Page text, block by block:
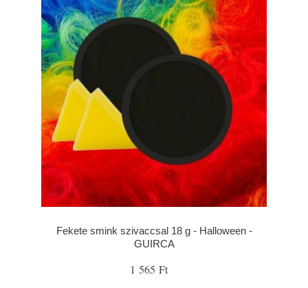
Fekete smink szivaccsal 18 g - Halloween -
GUIRCA
1 565 Ft